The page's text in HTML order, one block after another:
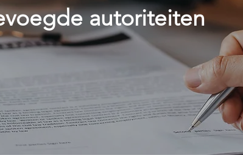
autoriteiten